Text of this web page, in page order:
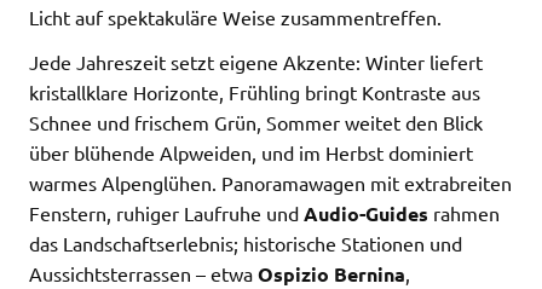
Licht auf spektakuläre Weise zusammentreffen.
Jede Jahreszeit setzt eigene Akzente: Winter liefert
kristallklare Horizonte, Frühling bringt Kontraste aus
Schnee und frischem Grün, Sommer weitet den Blick
über blühende Alpweiden, und im Herbst dominiert
warmes Alpenglühen. Panoramawagen mit extrabreiten
Fenstern, ruhiger Laufruhe und Audio-Guides rahmen
das Landschaftserlebnis; historische Stationen und
Aussichtsterrassen – etwa Ospizio Bernina